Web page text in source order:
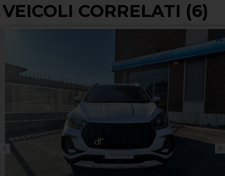
VEICOLI CORRELATI (6)